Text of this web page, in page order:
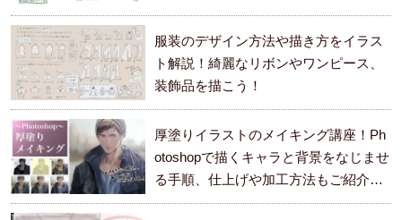
服装のデザイン方法や描き方をイラス
ト解説！綺麗なリボンやワンピース、
装飾品を描こう！
厚塗りイラストのメイキング講座！Ph
otoshopで描くキャラと背景をなじませ
る手順、仕上げや加工方法もご紹介し
ます。